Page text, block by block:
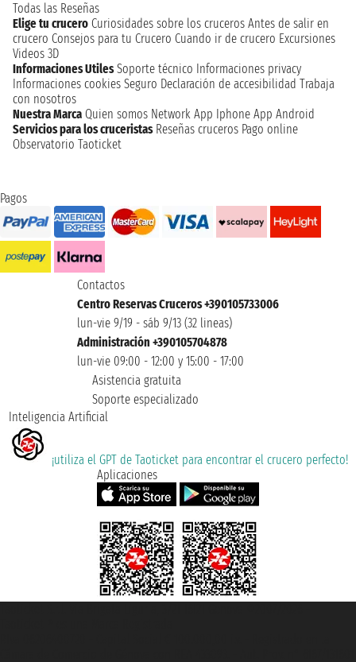
Todas las Reseñas
Elige tu crucero Curiosidades sobre los cruceros Antes de salir en
crucero Consejos para tu Crucero Cuando ir de crucero Excursiones
Videos 3D
Informaciones Utiles Soporte técnico Informaciones privacy
Informaciones cookies Seguro Declaración de accesibilidad Trabaja
con nosotros
Nuestra Marca Quien somos Network App Iphone App Android
Servicios para los cruceristas Reseñas cruceros Pago online
Observatorio Taoticket
Pagos
Contactos
Centro Reservas Cruceros +390105733006
lun-vie 9/19 - sáb 9/13 (32 lineas)
Administración +390105704878
lun-vie 09:00 - 12:00 y 15:00 - 17:00
Asistencia gratuita
Soporte especializado
Inteligencia Artificial
¡utiliza el GPT de Taoticket para encontrar el crucero perfecto!
Aplicaciones